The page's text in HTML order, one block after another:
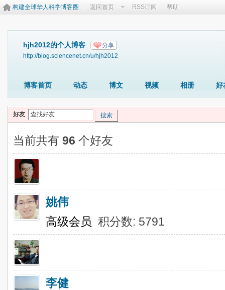
构建全球华人科学博客圈 返回首页 RSS订阅 帮助
hjh2012的个人博客 分享
http://blog.sciencenet.cn/u/hjh2012
博客首页 动态 博文 视频 相册 好
好友 搜索
当前共有 96 个好友
姚伟
高级会员 积分数: 5791
李健